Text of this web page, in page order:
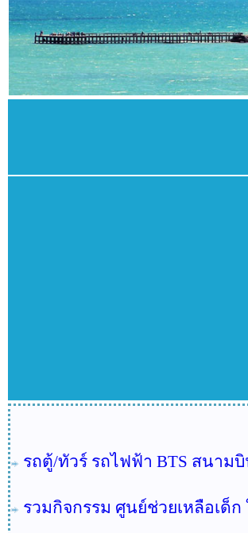
รถตู้/ทัวร์ รถไฟฟ้า BTS สนาม
รวมกิจกรรม ศูนย์ช่วยเหลือเด็ก